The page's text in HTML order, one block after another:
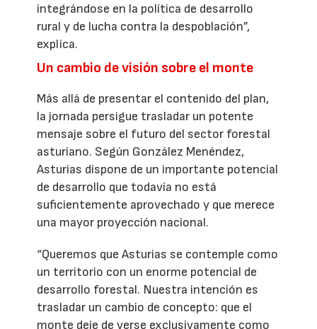
integrándose en la política de desarrollo
rural y de lucha contra la despoblación”,
explica.
Un cambio de visión sobre el monte
Más allá de presentar el contenido del plan,
la jornada persigue trasladar un potente
mensaje sobre el futuro del sector forestal
asturiano. Según González Menéndez,
Asturias dispone de un importante potencial
de desarrollo que todavía no está
suficientemente aprovechado y que merece
una mayor proyección nacional.
“Queremos que Asturias se contemple como
un territorio con un enorme potencial de
desarrollo forestal. Nuestra intención es
trasladar un cambio de concepto: que el
monte deje de verse exclusivamente como